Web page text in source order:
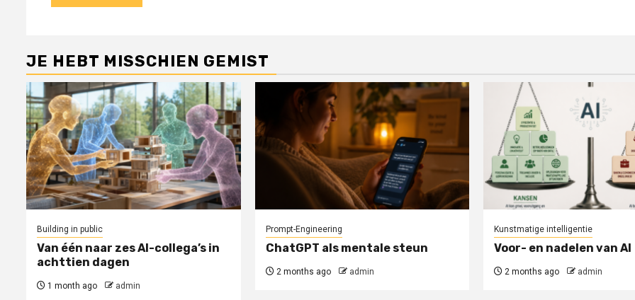
JE HEBT MISSCHIEN GEMIST
Building in public
Van één naar zes AI-collega’s in
achttien dagen
1 month ago admin
Prompt-Engineering
ChatGPT als mentale steun
2 months ago admin
Kunstmatige intelligentie
Voor- en nadelen van AI
2 months ago admin